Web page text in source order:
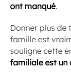
ont manqué.
Donner plus de
famille est
souligne cette
familiale est un